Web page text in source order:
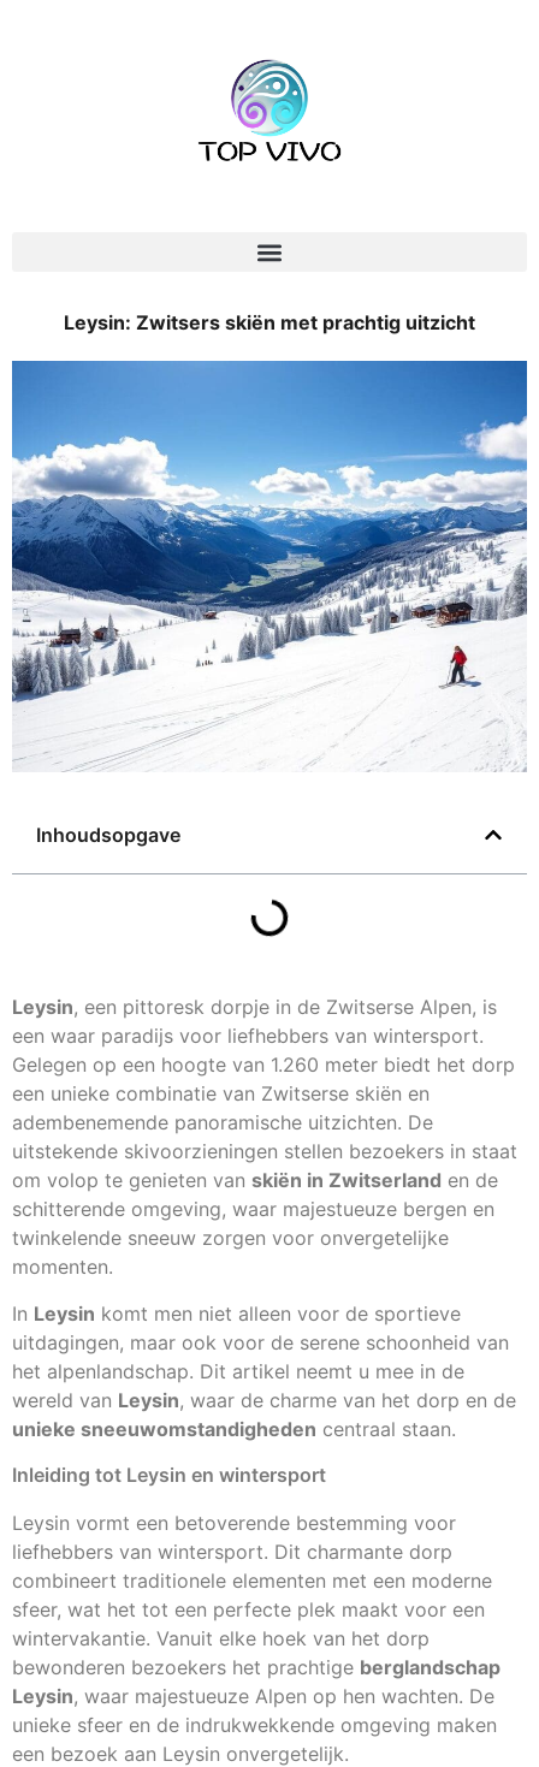
Leysin: Zwitsers skiën met prachtig uitzicht
Inhoudsopgave
Leysin, een pittoresk dorpje in de Zwitserse Alpen, is
een waar paradijs voor liefhebbers van wintersport.
Gelegen op een hoogte van 1.260 meter biedt het dorp
een unieke combinatie van Zwitserse skiën en
adembenemende panoramische uitzichten. De
uitstekende skivoorzieningen stellen bezoekers in staat
om volop te genieten van skiën in Zwitserland en de
schitterende omgeving, waar majestueuze bergen en
twinkelende sneeuw zorgen voor onvergetelijke
momenten.
In Leysin komt men niet alleen voor de sportieve
uitdagingen, maar ook voor de serene schoonheid van
het alpenlandschap. Dit artikel neemt u mee in de
wereld van Leysin, waar de charme van het dorp en de
unieke sneeuwomstandigheden centraal staan.
Inleiding tot Leysin en wintersport
Leysin vormt een betoverende bestemming voor
liefhebbers van wintersport. Dit charmante dorp
combineert traditionele elementen met een moderne
sfeer, wat het tot een perfecte plek maakt voor een
wintervakantie. Vanuit elke hoek van het dorp
bewonderen bezoekers het prachtige berglandschap
Leysin, waar majestueuze Alpen op hen wachten. De
unieke sfeer en de indrukwekkende omgeving maken
een bezoek aan Leysin onvergetelijk.